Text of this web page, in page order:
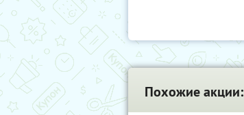
Похожие акции: